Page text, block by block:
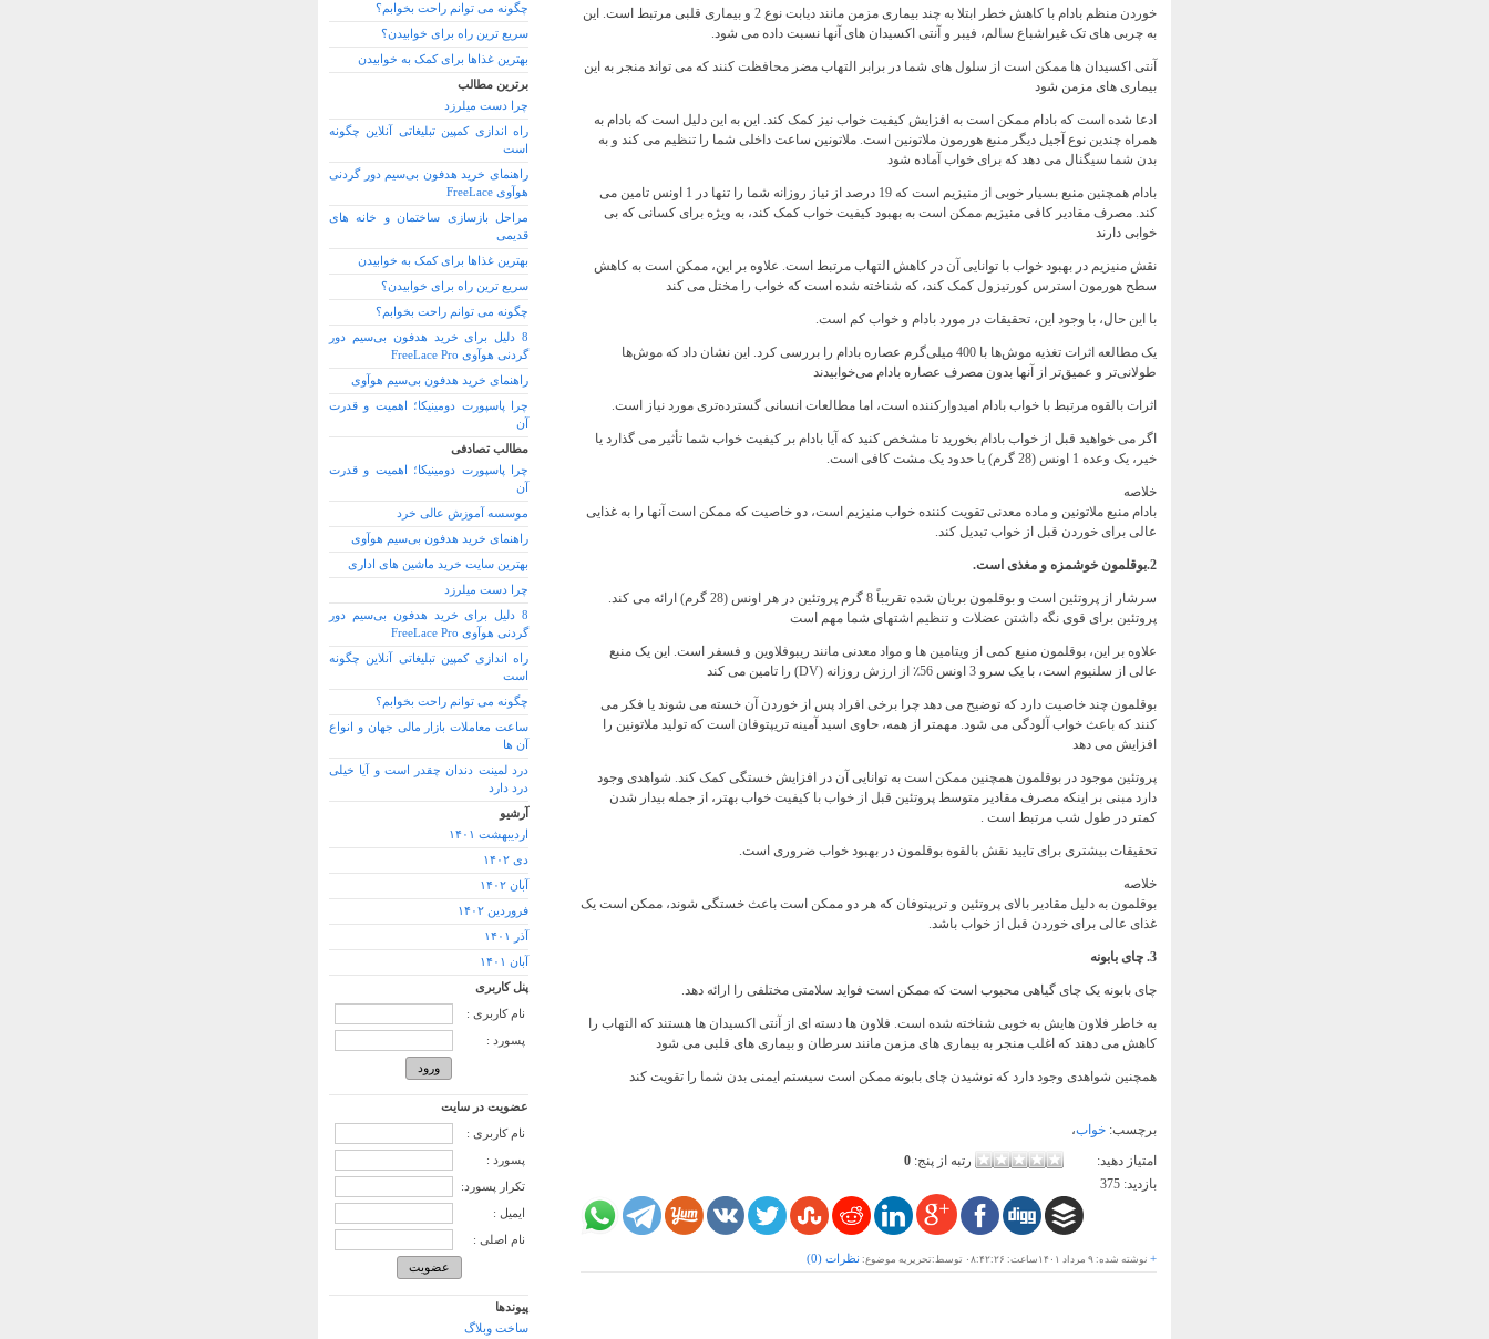
خوردن منظم بادام با کاهش خطر ابتلا به چند بیماری مزمن مانند دیابت نوع 2 و بیماری قلبی مرتبط است. این
به چربی های تک غیراشباع سالم، فیبر و آنتی اکسیدان های آنها نسبت داده می شود.
آنتی اکسیدان ها ممکن است از سلول های شما در برابر التهاب مضر محافظت کنند که می تواند منجر به این
بیماری های مزمن شود
ادعا شده است که بادام ممکن است به افزایش کیفیت خواب نیز کمک کند. این به این دلیل است که بادام به
همراه چندین نوع آجیل دیگر منبع هورمون ملاتونین است. ملاتونین ساعت داخلی شما را تنظیم می کند و به
بدن شما سیگنال می دهد که برای خواب آماده شود
بادام همچنین منبع بسیار خوبی از منیزیم است که 19 درصد از نیاز روزانه شما را تنها در 1 اونس تامین می
کند. مصرف مقادیر کافی منیزیم ممکن است به بهبود کیفیت خواب کمک کند، به ویژه برای کسانی که بی
خوابی دارند
نقش منیزیم در بهبود خواب با توانایی آن در کاهش التهاب مرتبط است. علاوه بر این، ممکن است به کاهش
سطح هورمون استرس کورتیزول کمک کند، که شناخته شده است که خواب را مختل می کند
با این حال، با وجود این، تحقیقات در مورد بادام و خواب کم است.
یک مطالعه اثرات تغذیه موش‌ها با 400 میلی‌گرم عصاره بادام را بررسی کرد. این نشان داد که موش‌ها
طولانی‌تر و عمیق‌تر از آنها بدون مصرف عصاره بادام می‌خوابیدند
اثرات بالقوه مرتبط با خواب بادام امیدوارکننده است، اما مطالعات انسانی گسترده‌تری مورد نیاز است.
اگر می خواهید قبل از خواب بادام بخورید تا مشخص کنید که آیا بادام بر کیفیت خواب شما تأثیر می گذارد یا
خیر، یک وعده 1 اونس (28 گرم) یا حدود یک مشت کافی است.
خلاصه
بادام منبع ملاتونین و ماده معدنی تقویت کننده خواب منیزیم است، دو خاصیت که ممکن است آنها را به غذایی
عالی برای خوردن قبل از خواب تبدیل کند.
2.بوقلمون خوشمزه و مغذی است.
سرشار از پروتئین است و بوقلمون بریان شده تقریباً 8 گرم پروتئین در هر اونس (28 گرم) ارائه می کند.
پروتئین برای قوی نگه داشتن عضلات و تنظیم اشتهای شما مهم است
علاوه بر این، بوقلمون منبع کمی از ویتامین ها و مواد معدنی مانند ریبوفلاوین و فسفر است. این یک منبع
عالی از سلنیوم است، با یک سرو 3 اونس 56٪ از ارزش روزانه (DV) را تامین می کند
بوقلمون چند خاصیت دارد که توضیح می دهد چرا برخی افراد پس از خوردن آن خسته می شوند یا فکر می
کنند که باعث خواب آلودگی می شود. مهمتر از همه، حاوی اسید آمینه تریپتوفان است که تولید ملاتونین را
افزایش می دهد
پروتئین موجود در بوقلمون همچنین ممکن است به توانایی آن در افزایش خستگی کمک کند. شواهدی وجود
دارد مبنی بر اینکه مصرف مقادیر متوسط ​​پروتئین قبل از خواب با کیفیت خواب بهتر، از جمله بیدار شدن
کمتر در طول شب مرتبط است .
تحقیقات بیشتری برای تایید نقش بالقوه بوقلمون در بهبود خواب ضروری است.
خلاصه
بوقلمون به دلیل مقادیر بالای پروتئین و تریپتوفان که هر دو ممکن است باعث خستگی شوند، ممکن است یک
غذای عالی برای خوردن قبل از خواب باشد.
3. چای بابونه
چای بابونه یک چای گیاهی محبوب است که ممکن است فواید سلامتی مختلفی را ارائه دهد.
به خاطر فلاون هایش به خوبی شناخته شده است. فلاون ها دسته ای از آنتی اکسیدان ها هستند که التهاب را
کاهش می دهند که اغلب منجر به بیماری های مزمن مانند سرطان و بیماری های قلبی می شود
همچنین شواهدی وجود دارد که نوشیدن چای بابونه ممکن است سیستم ایمنی بدن شما را تقویت کند
برچسب: خواب،
امتیاز دهید:
رتبه از پنج: 0
بازدید: 375
+ نوشته شده: ۹ مرداد ۱۴۰۱ ساعت: ۰۸:۴۲:۲۶ توسط:تحریریه موضوع: نظرات (0
)
چگونه می توانم راحت بخوابم؟
سریع ترین راه برای خوابیدن؟
بهترین غذاها برای کمک به خوابیدن
برترین مطالب
چرا دست میلرزد
راه اندازی کمپین تبلیغاتی آنلاین چگونه
است
راهنمای خرید هدفون بی‌سیم دور گردنی
هوآوی FreeLace
مراحل بازسازی ساختمان و خانه های
قدیمی
بهترین غذاها برای کمک به خوابیدن
سریع ترین راه برای خوابیدن؟
چگونه می توانم راحت بخوابم؟
8 دلیل برای خرید هدفون بی‌سیم دور
گردنی هوآوی FreeLace Pro
راهنمای خرید هدفون بی‌سیم هوآوی
چرا پاسپورت دومینیکا؛ اهمیت و قدرت
آن
مطالب تصادفی
چرا پاسپورت دومینیکا؛ اهمیت و قدرت
آن
موسسه آموزش عالی خرد
راهنمای خرید هدفون بی‌سیم هوآوی
بهترین سایت خرید ماشین های اداری
چرا دست میلرزد
8 دلیل برای خرید هدفون بی‌سیم دور
گردنی هوآوی FreeLace Pro
راه اندازی کمپین تبلیغاتی آنلاین چگونه
است
چگونه می توانم راحت بخوابم؟
ساعت معاملات بازار مالی جهان و انواع
آن ها
درد لمینت دندان چقدر است و آیا خیلی
درد دارد
آرشیو
اردیبهشت ۱۴۰۱
دی ۱۴۰۲
آبان ۱۴۰۲
فروردین ۱۴۰۲
آذر ۱۴۰۱
آبان ۱۴۰۱
پنل کاربری
نام کاربری :
پسورد :
عضویت در سایت
نام کاربری :
پسورد :
تکرار پسورد:
ایمیل :
نام اصلی :
پیوندها
ساخت وبلاگ